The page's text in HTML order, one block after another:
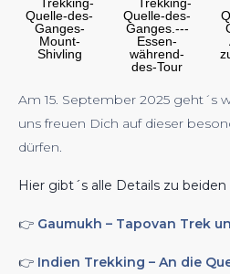
Am 15. September 2025 geht´s
uns freuen Dich auf dieser
dürfen.
Hier gibt´s alle Details zu
👉 Gaumukh – Tapovan Trek
👉 Indien Trekking – An die